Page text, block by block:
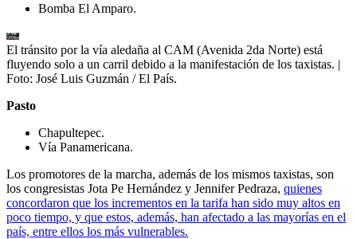
Bomba El Amparo.
El tránsito por la vía aledaña al CAM (Avenida 2da Norte) está
fluyendo solo a un carril debido a la manifestación de los taxistas. |
Foto: José Luis Guzmán / El País.
Pasto
Chapultepec.
Vía Panamericana.
Los promotores de la marcha, además de los mismos taxistas, son
los congresistas Jota Pe Hernández y Jennifer Pedraza, quienes
concordaron que los incrementos en la tarifa han sido muy altos en
poco tiempo, y que estos, además, han afectado a las mayorías en el
país, entre ellos los más vulnerables.